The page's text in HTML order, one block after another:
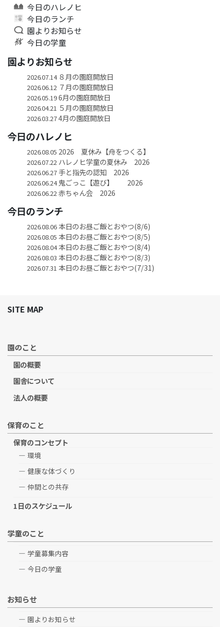
今日のハレノヒ
今日のランチ
園よりお知らせ
今日の学童
園よりお知らせ
2026.07.14８月の園庭開放日
2026.06.12 ７月の園庭開放日
2026.05.196月の園庭開放日
2026.04.21 ５月の園庭開放日
2026.03.274月の園庭開放日
今日のハレノヒ
2026.08.05 2026 夏休み【舟をつくる】
2026.07.22 ハレノヒ学童の夏休み 2026
2026.06.27手と指先の認知 2026
2026.06.24鬼ごっこ【遊び】 2026
2026.06.22赤ちゃん会 2026
今日のランチ
2026.08.06本日のお昼ご飯とおやつ(8/6)
2026.08.05 本日のお昼ご飯とおやつ(8/5)
2026.08.04本日のお昼ご飯とおやつ(8/4)
2026.08.03 本日のお昼ご飯とおやつ(8/3)
2026.07.31 本日のお昼ご飯とおやつ(7/31)
SITE MAP
園のこと
園の概要
園舎について
法人の概要
保育のこと
保育のコンセプト
環境
健康な体づくり
仲間との共存
1日のスケジュール
学童のこと
学童募集内容
今日の学童
お知らせ
園よりお知らせ